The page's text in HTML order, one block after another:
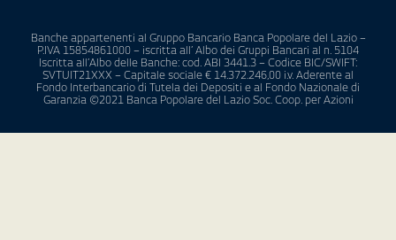
Banche appartenenti al Gruppo Bancario Banca Popolare del Lazio –
P.IVA 15854861000 – iscritta all’ Albo dei Gruppi Bancari al n. 5104
Iscritta all’Albo delle Banche: cod. ABI 3441.3 – Codice BIC/SWIFT:
SVTUIT21XXX – Capitale sociale € 14.372.246,00 i.v. Aderente al
Fondo Interbancario di Tutela dei Depositi e al Fondo Nazionale di
Garanzia ©2021 Banca Popolare del Lazio Soc. Coop. per Azioni